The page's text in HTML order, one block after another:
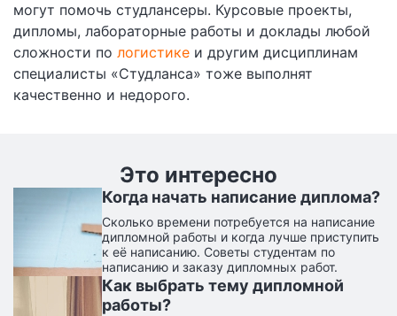
могут помочь студлансеры. Курсовые проекты,
дипломы, лабораторные работы и доклады любой
сложности по логистике и другим дисциплинам
специалисты «Студланса» тоже выполнят
качественно и недорого.
Это интересно
Когда начать написание диплома?
Сколько времени потребуется на написание
дипломной работы и когда лучше приступить
к её написанию. Советы студентам по
написанию и заказу дипломных работ.
Как выбрать тему дипломной
работы?